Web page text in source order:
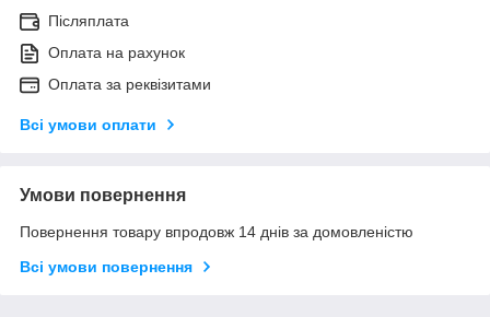
Післяплата
Оплата на рахунок
Оплата за реквізитами
Всі умови оплати
Умови повернення
Повернення товару впродовж 14 днів за домовленістю
Всі умови повернення